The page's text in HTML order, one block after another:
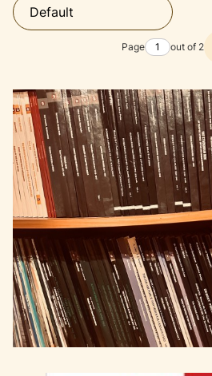
Default
Page out of 2